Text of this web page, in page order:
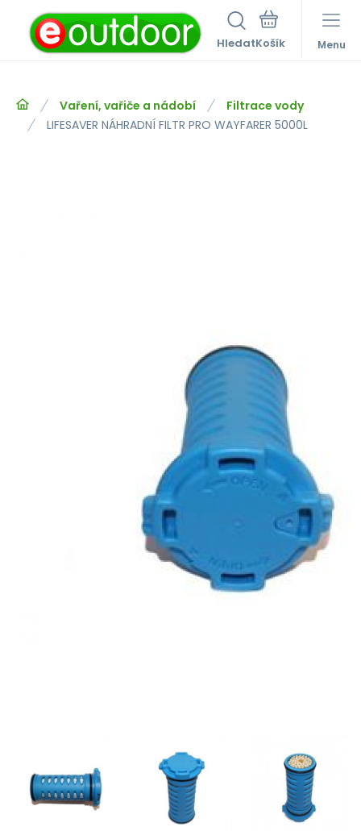
Hledat Menu
Vaření, vařiče a nádobí
Filtrace vody
LIFESAVER NÁHRADNÍ FILTR PRO WAYFARER 5000L